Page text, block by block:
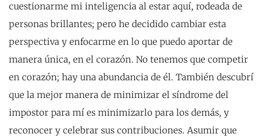
cuestionarme mi inteligencia al estar aquí, rodeada de
personas brillantes; pero he decidido cambiar esta
perspectiva y enfocarme en lo que puedo aportar de
manera única, en el corazón. No tenemos que competir
en corazón; hay una abundancia de él. También descubrí
que la mejor manera de minimizar el síndrome del
impostor para mí es minimizarlo para los demás, y
reconocer y celebrar sus contribuciones. Asumir que